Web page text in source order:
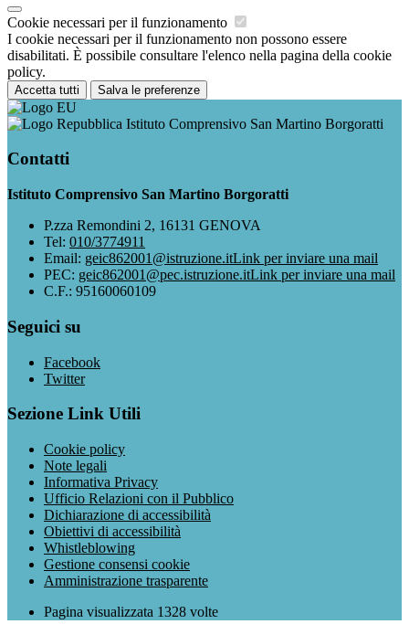
Cookie necessari per il funzionamento
I cookie necessari per il funzionamento non possono essere
disabilitati. È possibile consultare l'elenco nella pagina della cookie
policy.
Accetta tutti Salva le preferenze
Istituto Comprensivo San Martino Borgoratti
Contatti
Istituto Comprensivo San Martino Borgoratti
P.zza Remondini 2, 16131 GENOVA
Tel: 010/3774911
Email: geic862001@istruzione.itLink per inviare una mail
PEC: geic862001@pec.istruzione.itLink per inviare una mail
C.F.: 95160060109
Seguici su
Facebook
Twitter
Sezione Link Utili
Cookie policy
Note legali
Informativa Privacy
Ufficio Relazioni con il Pubblico
Dichiarazione di accessibilità
Obiettivi di accessibilità
Whistleblowing
Gestione consensi cookie
Amministrazione trasparente
Pagina visualizzata 1328 volte